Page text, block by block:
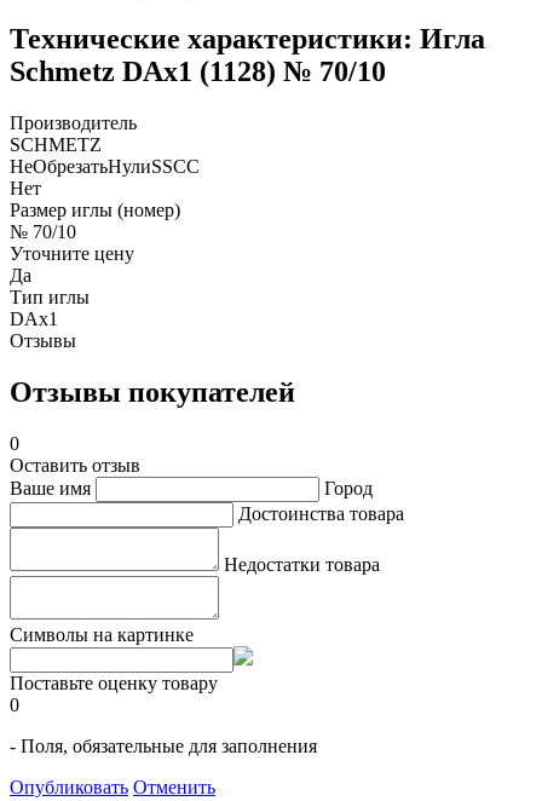
Технические характеристики: Игла
Schmetz DAx1 (1128) № 70/10
Производитель
SCHMETZ
НеОбрезатьНулиSSCC
Нет
Размер иглы (номер)
№ 70/10
Уточните цену
Да
Тип иглы
DAx1
Отзывы
Отзывы покупателей
0
Оставить отзыв
Ваше имя
Город
Достоинства товара
Недостатки товара
Символы на картинке
Поставьте оценку товару
0
- Поля, обязательные для заполнения
Опубликовать Отменить